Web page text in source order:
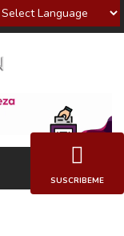
Powered by
SUSCRIBEME